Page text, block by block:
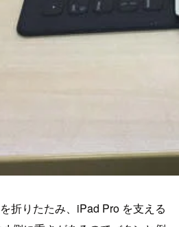
折りたたみ、iPad Pro を支える